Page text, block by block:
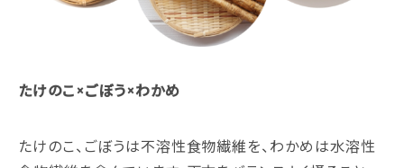
たけのこ×ごぼう×わかめ
たけのこ、ごぼうは不溶性食物繊維を、わかめは水溶性